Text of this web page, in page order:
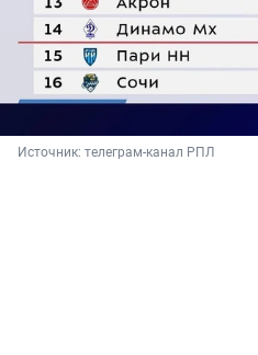
Источник: телеграм-канал РПЛ